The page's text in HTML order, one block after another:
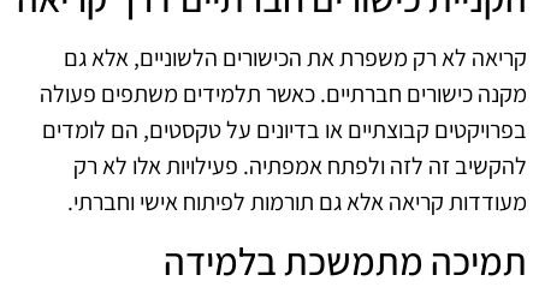
קריאה לא רק משפרת את הכישורים הלשוניים, אלא גם
מקנה כישורים חברתיים. כאשר תלמידים משתפים פעולה
בפרויקטים קבוצתיים או בדיונים על טקסטים, הם לומדים
להקשיב זה לזה ולפתח אמפתיה. פעילויות אלו לא רק
מעודדות קריאה אלא גם תורמות לפיתוח אישי וחברתי.
תמיכה מתמשכת בלמידה